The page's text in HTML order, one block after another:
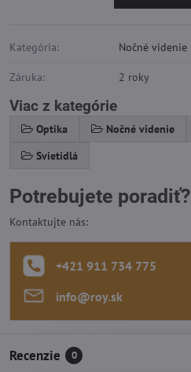
Kategória: Nočné videnie
Záruka: 2 roky
Viac z kategórie
Optika Nočné videnie
Svietidlá
Potrebujete poradiť?
Kontaktujte nás:
+421 911 734 775
info​@roy​.sk
Recenzie 0